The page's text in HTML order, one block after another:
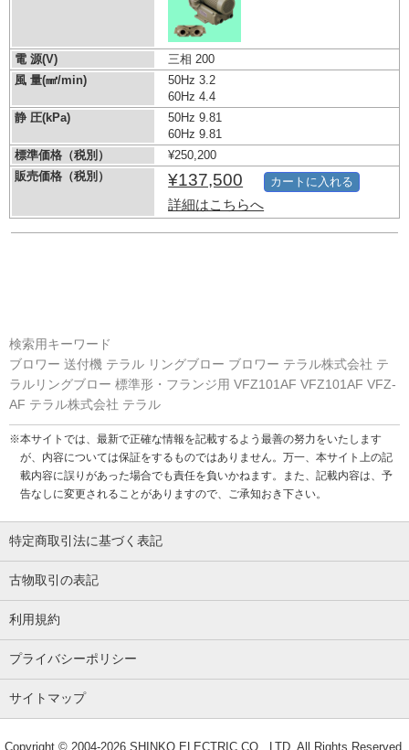
電 源(V)
三相 200
風 量(㎣/min)
50Hz 3.2
60Hz 4.4
静 圧(kPa)
50Hz 9.81
60Hz 9.81
標準価格（税別）
¥250,200
販売価格（税別）
¥137,500
詳細はこちらへ
カートに入れる
検索用キーワード
ブロワー 送付機 テラル リングブロー ブロワー テラル株式会社 テ
ラルリングブロー 標準形・フランジ用 VFZ101AF VFZ101AF VFZ-
AF テラル株式会社 テラル
※本サイトでは、最新で正確な情報を記載するよう最善の努力をいたします
が、内容については保証をするものではありません。万一、本サイト上の記
載内容に誤りがあった場合でも責任を負いかねます。また、記載内容は、予
告なしに変更されることがありますので、ご承知おき下さい。
特定商取引法に基づく表記
古物取引の表記
利用規約
プライバシーポリシー
サイトマップ
Copyright © 2004-2026SHINKO ELECTRIC CO., LTD. All Rights Reserved.